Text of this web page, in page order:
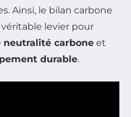
Ainsi, le bilan carbone
levier pour
neutralité carbone et
durable.